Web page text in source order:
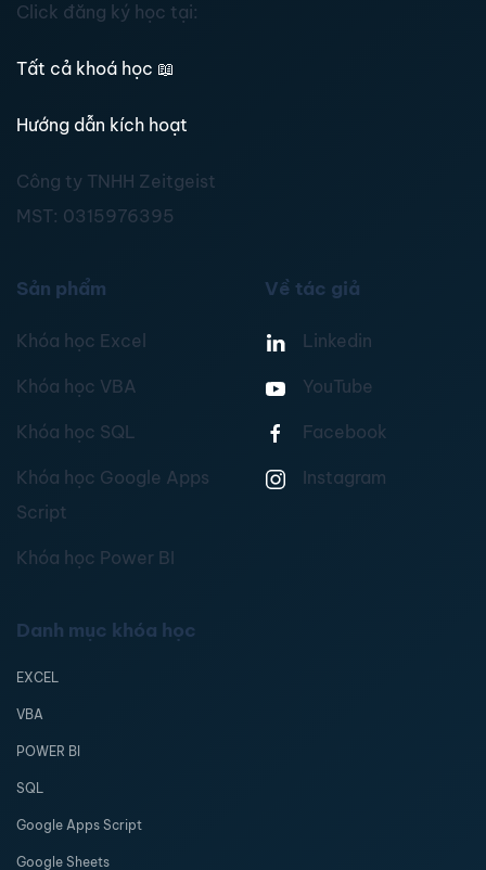
Click đăng ký học tại:
Tất cả khoá học 📖
Hướng dẫn kích hoạt
Công ty TNHH Zeitgeist
MST: 0315976395
Sản phẩm
Khóa học Excel
Khóa học VBA
Khóa học SQL
Khóa học Google Apps
Script
Khóa học Power BI
Về tác giả
Linkedin
YouTube
Facebook
Instagram
Danh mục khóa học
EXCEL
VBA
POWER BI
SQL
Google Apps Script
Google Sheets